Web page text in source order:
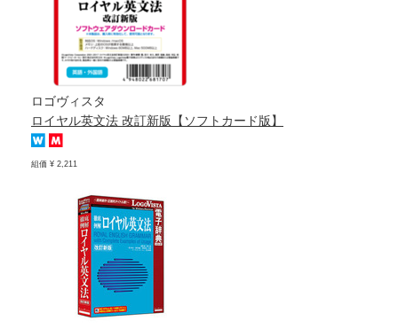
ロゴヴィスタ
ロイヤル英文法 改訂新版【ソフトカード版】
組価 ¥ 2,211